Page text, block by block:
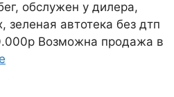
обслужен у дилера,
зеленая автотека без дтп
Возможна продажа в